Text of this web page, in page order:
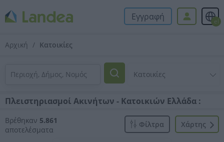
Εγγραφή el
Αρχική Κατοικίες
Πλειστηριασμοί Ακινήτων - Κατοικιών Ελλάδα :
Βρέθηκαν 5.861
αποτελέσματα
Xάρτης
Φίλτρα